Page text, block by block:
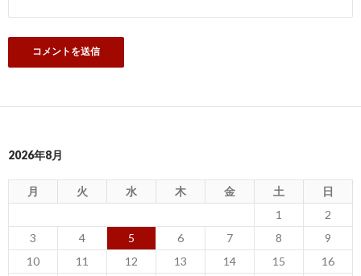
2026年8月
月 火 水 木 金 土
日
1
2
3
4 5 6 7 8
9
10
11 12 13 14 15
16